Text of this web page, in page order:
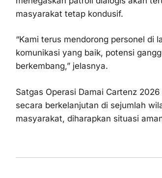
masyarakat tetap kondusif.
“Kami terus mendorong personel di
komunikasi yang baik, potensi
berkembang,” jelasnya.
Satgas Operasi Damai Cartenz
secara berkelanjutan di sejumlah
masyarakat, diharapkan situasi